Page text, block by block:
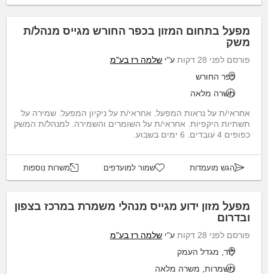
מפעל בתחום המזון בכפר החורש מגייס מנהל/ת
משק
פורסם לפני 28 דקות ע"י שלמה רז בע"מ
כפר החורש
משרה מלאה
אחראי/ת על נראות המפעל. אחראי/ת על ניקיון המפעל. שמירה על
תשתיות היקפיות. אחראי/ת על השומרים והשמירה. למנהל/ת המשק
כפופים 4 עובדים. 6 ימים בשבוע.
הגש מועמדות שמור למועדפים משרות נוספות
מפעל מזון ידוע מגייס מנהלי משמרת במרכז בצפון
ובדרום
פורסם לפני 28 דקות ע"י שלמה רז בע"מ
לוד, מגדל העמק
משמרות, משרה מלאה